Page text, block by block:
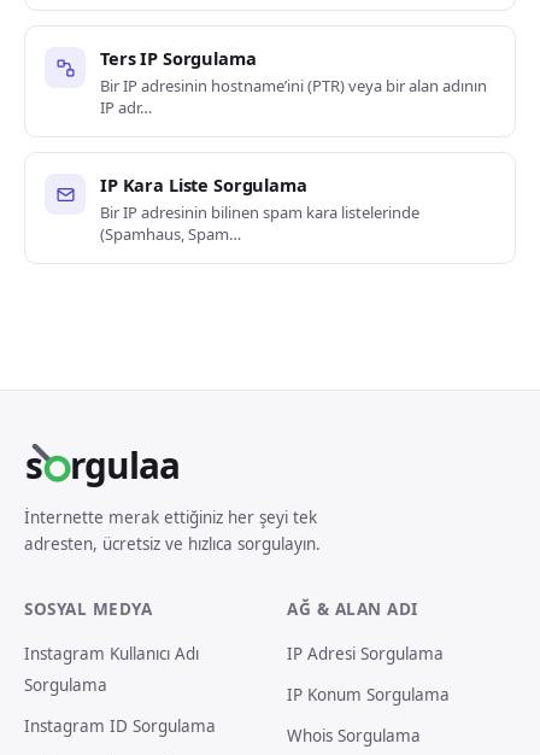
Ters IP Sorgulama
Bir IP adresinin hostname’ini (PTR) veya bir alan adının
IP adr…
IP Kara Liste Sorgulama
Bir IP adresinin bilinen spam kara listelerinde
(Spamhaus, Spam…
s rgulaa
İnternette merak ettiğiniz her şeyi tek
adresten, ücretsiz ve hızlıca sorgulayın.
SOSYAL MEDYA
Instagram Kullanıcı Adı
Sorgulama
Instagram ID Sorgulama
AĞ & ALAN ADI
IP Adresi Sorgulama
IP Konum Sorgulama
Whois Sorgulama